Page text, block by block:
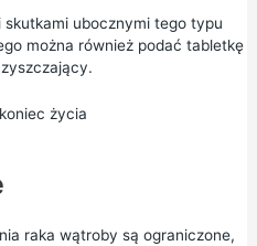
ubocznymi tego typu
można również podać tabletkę
życia
raka wątroby są ograniczone,